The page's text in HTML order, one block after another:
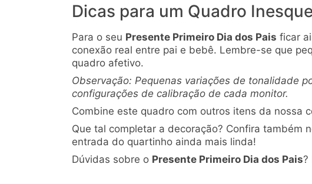
Dicas para um Quadro
Para o seu Presente Primeiro Dia dos Pais ficar
conexão real entre pai e bebê. Lembre-se que
quadro afetivo.
Observação: Pequenas variações de tonalidade
configurações de calibração de cada monitor.
Combine este quadro com outros itens da nossa
Que tal completar a decoração? Confira também
entrada do quartinho ainda mais linda!
Dúvidas sobre o Presente Primeiro Dia dos Pais?